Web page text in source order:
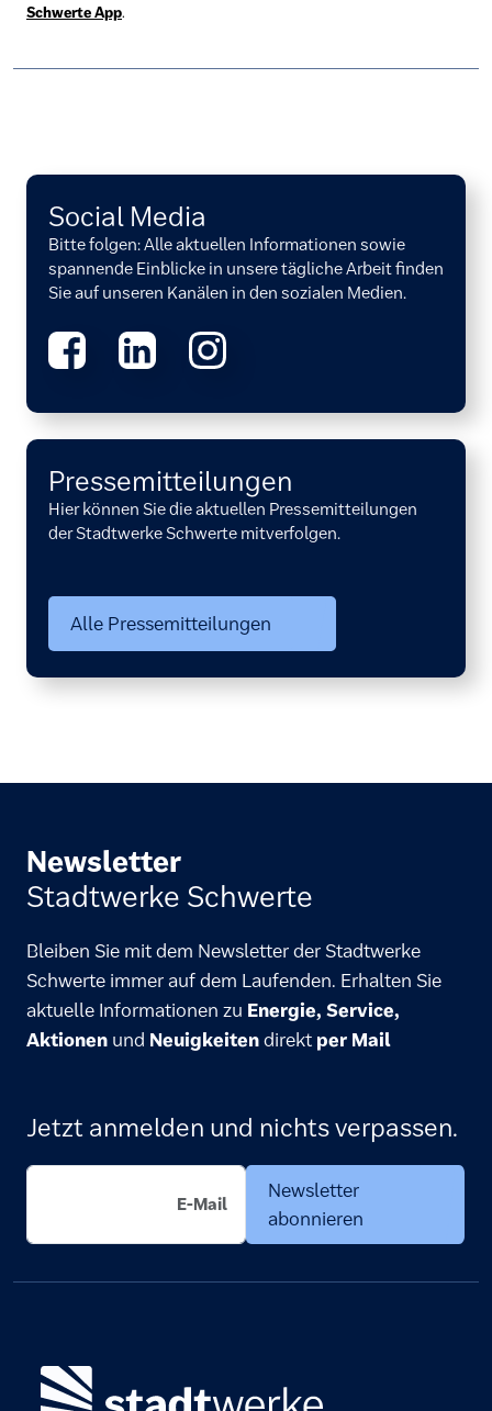
Schwerte App.
Social Media
Bitte folgen: Alle aktuellen Informationen sowie
spannende Einblicke in unsere tägliche Arbeit finden
Sie auf unseren Kanälen in den sozialen Medien.
Pressemitteilungen
Hier können Sie die aktuellen Pressemitteilungen
der Stadtwerke Schwerte mitverfolgen.
Alle Pressemitteilungen
Newsletter
Stadtwerke Schwerte
Bleiben Sie mit dem Newsletter der Stadtwerke
Schwerte immer auf dem Laufenden. Erhalten Sie
aktuelle Informationen zu Energie, Service,
Aktionen und Neuigkeitendirekt per Mail
Jetzt anmelden und nichts verpassen.
Newsletter
abonnieren